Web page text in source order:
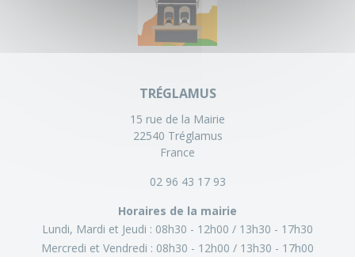
TRÉGLAMUS
15 rue de la Mairie
22540 Tréglamus
France
02 96 43 17 93
Horaires de la mairie
Lundi, Mardi et Jeudi : 08h30 - 12h00
13h30 - 17h30
Mercredi et Vendredi : 08h30 - 12h00 13h30 - 17h00